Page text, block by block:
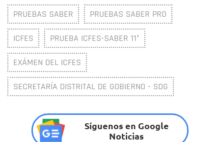
PRUEBAS SABER PRUEBAS SABER PRO
ICFES PRUEBA ICFES-SABER 11°
EXÁMEN DEL ICFES
SECRETARÍA DISTRITAL DE GOBIERNO - SDG
Síguenos en Google
Noticias